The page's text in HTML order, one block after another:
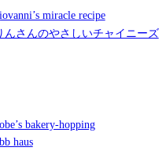
miracle recipe
んさんのやさしいチャイニーズ
bakery-hopping
haus